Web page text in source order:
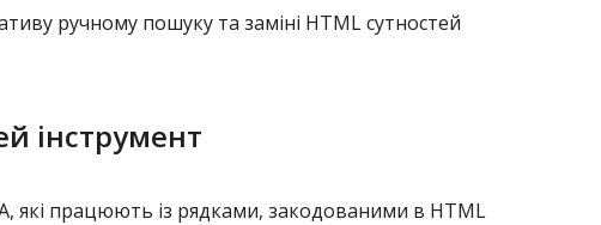
ручному пошуку та заміні HTML сутностей
інструмент
які працюють із рядками, закодованими в HTML